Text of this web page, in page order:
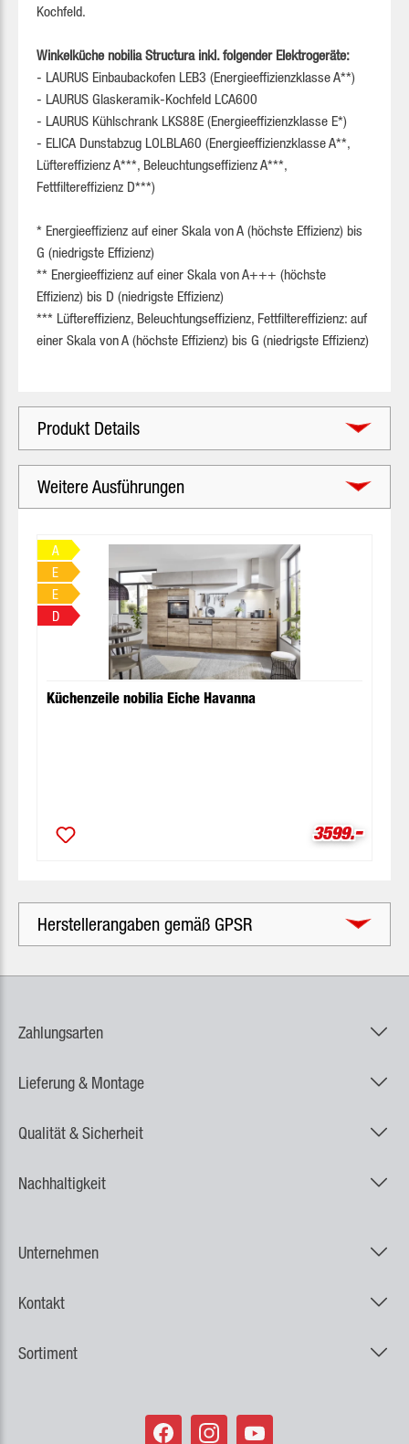
Kochfeld.
Winkelküche nobilia Structura inkl. folgender Elektrogeräte:
- LAURUS Einbaubackofen LEB3 (Energieeffizienzklasse A**)
- LAURUS Glaskeramik-Kochfeld LCA600
- LAURUS Kühlschrank LKS88E (Energieeffizienzklasse E*)
- ELICA Dunstabzug LOLBLA60 (Energieeffizienzklasse A**,
Lüftereffizienz A***, Beleuchtungseffizienz A***,
Fettfiltereffizienz D***)
* Energieeffizienz auf einer Skala von A (höchste Effizienz) bis
G (niedrigste Effizienz)
** Energieeffizienz auf einer Skala von A+++ (höchste
Effizienz) bis D (niedrigste Effizienz)
*** Lüftereffizienz, Beleuchtungseffizienz, Fettfiltereffizienz: auf
einer Skala von A (höchste Effizienz) bis G (niedrigste Effizienz)
Produkt Details
Weitere Ausführungen
A
E
E
D
Küchenzeile nobilia Eiche Havanna
3599.-
Herstellerangaben gemäß GPSR
Zahlungsarten
Lieferung & Montage
Qualität & Sicherheit
Nachhaltigkeit
Unternehmen
Kontakt
Sortiment